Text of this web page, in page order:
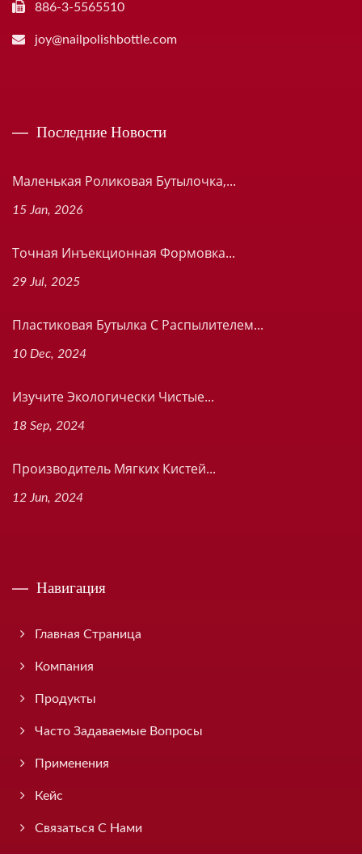
886-3-5565510
joy@nailpolishbottle.com
Последние Новости
Маленькая Роликовая Бутылочка,...
15 Jan, 2026
Точная Инъекционная Формовка...
29 Jul, 2025
Пластиковая Бутылка С Распылителем...
10 Dec, 2024
Изучите Экологически Чистые...
18 Sep, 2024
Производитель Мягких Кистей...
12 Jun, 2024
Навигация
Главная Страница
Компания
Продукты
Часто Задаваемые Вопросы
Применения
Кейс
Связаться С Нами